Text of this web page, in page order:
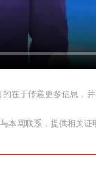
在于传递更多信息，
网联系，提供相关证